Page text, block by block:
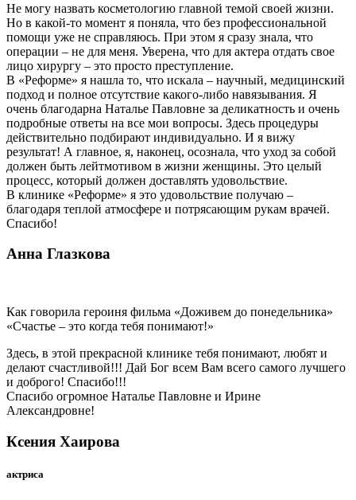
Не могу назвать косметологию главной темой своей жизни.
Но в какой-то момент я поняла, что без профессиональной
помощи уже не справляюсь. При этом я сразу знала, что
операции – не для меня. Уверена, что для актера отдать свое
лицо хирургу – это просто преступление.
В «Реформе» я нашла то, что искала – научный, медицинский
подход и полное отсутствие какого-либо навязывания. Я
очень благодарна Наталье Павловне за деликатность и очень
подробные ответы на все мои вопросы. Здесь процедуры
действительно подбирают индивидуально. И я вижу
результат! А главное, я, наконец, осознала, что уход за собой
должен быть лейтмотивом в жизни женщины. Это целый
процесс, который должен доставлять удовольствие.
В клинике «Реформе» я это удовольствие получаю –
благодаря теплой атмосфере и потрясающим рукам врачей.
Спасибо!
Анна Глазкова
Как говорила героиня фильма «Доживем до понедельника»
«Счастье – это когда тебя понимают!»
Здесь, в этой прекрасной клинике тебя понимают, любят и
делают счастливой!!! Дай Бог всем Вам всего самого лучшего
и доброго! Спасибо!!!
Спасибо огромное Наталье Павловне и Ирине
Александровне!
Ксения Хаирова
актриса